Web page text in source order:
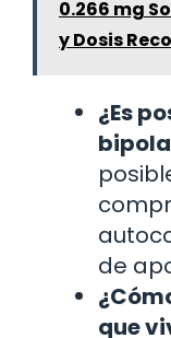
0.266 mg
y Dosis
¿Es
de
que